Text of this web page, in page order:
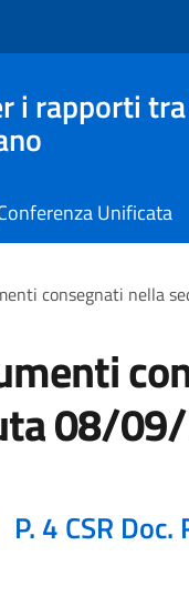
i rapporti
Unificata
consegnati nella
08/
P. 4 CSR